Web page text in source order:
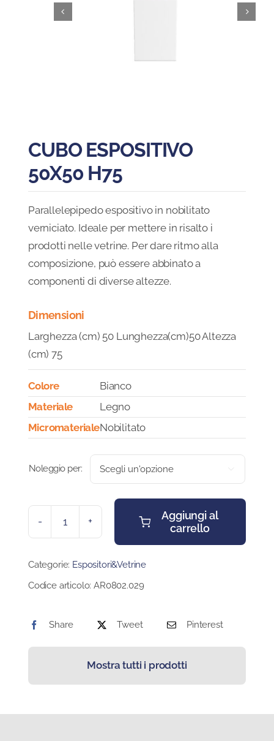
CUBO ESPOSITIVO
50X50 H75
Parallelepipedo espositivo in nobilitato
verniciato. Ideale per mettere in risalto i
prodotti nelle vetrine. Per dare ritmo alla
composizione, può essere abbinato a
componenti di diverse altezze.
Dimensioni
Larghezza (cm) 50 Lunghezza(cm)50 Altezza
(cm) 75
Colore
Bianco
Materiale
Legno
MicromaterialeNobilitato
Noleggio per:
CUBO
ESPOSITIVO
50X50
H75
Aggiungi al
carrello
Categorie: Espositori&Vetrine
Codice articolo:AR0802.029
Share Tweet Pinterest
Mostra tutti i prodotti